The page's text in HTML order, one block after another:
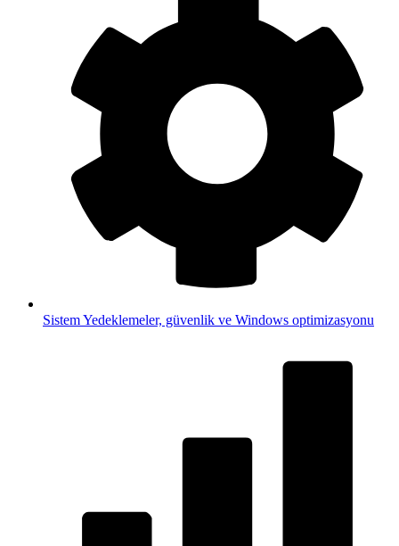
SistemYedeklemeler, güvenlik ve Windows optimizasyonu